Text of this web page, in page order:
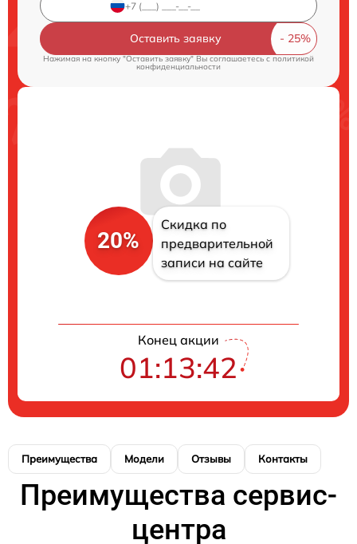
Оставить заявку
Нажимая на кнопку "Оставить заявку" Вы соглашаетесь c политикой
конфиденциальности
20%
Скидка по
предварительной
записи на сайте
Конец акции
01:13:42
Преимущества Модели Отзывы Контакты
Преимущества сервис-
центра